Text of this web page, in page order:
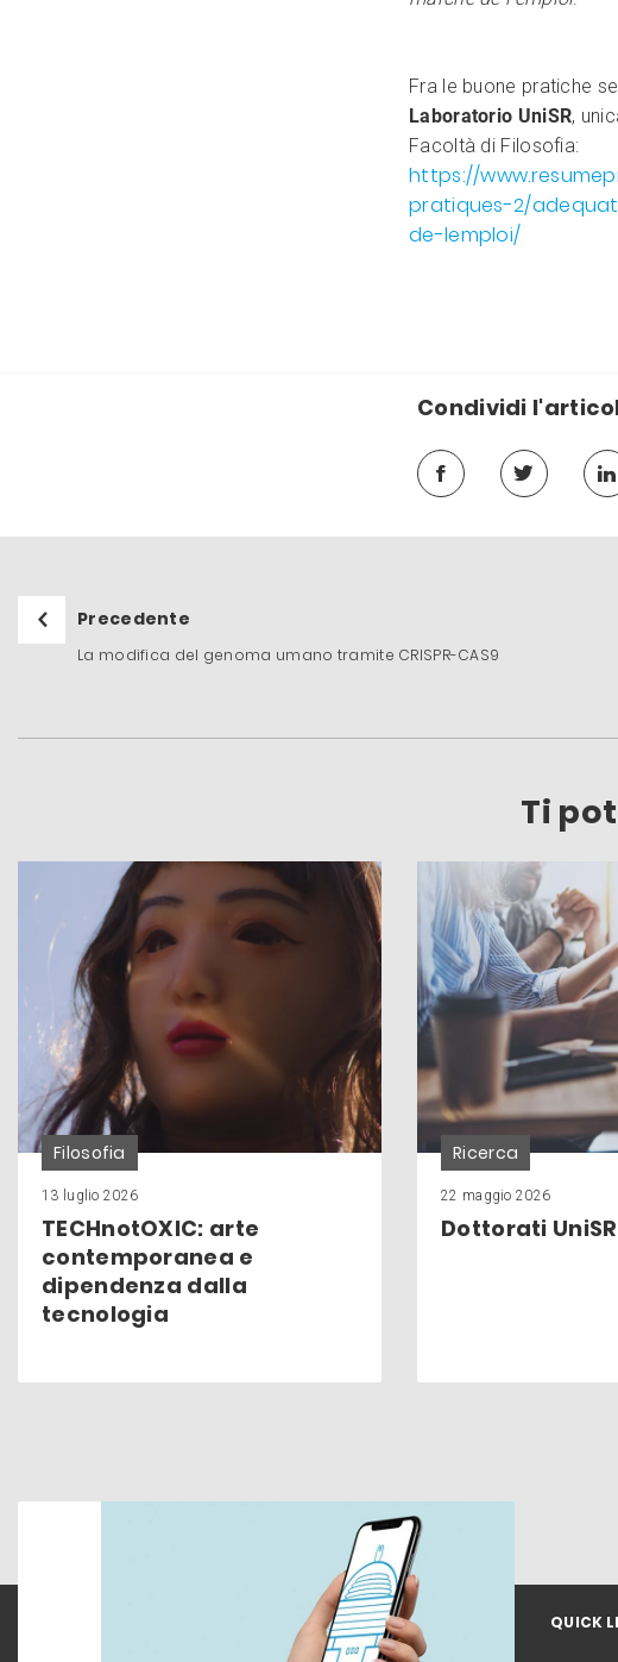
Fra le buone pratiche
Laboratorio UniSR,
Facoltà di Filosofia:
https://
pratiques-2/
de-lemploi/
Condividi
Precedente
La modifica del genoma umano tramite CRISPR-CAS9
Ti
Filosofia
13 luglio 2026
TECHnotOXIC: arte
contemporanea e
dipendenza dalla
tecnologia
Ricerca
22 maggio 2026
Dottorati
QUICK